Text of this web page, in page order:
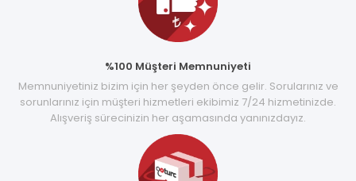
%100 Müşteri Memnuniyeti
Memnuniyetiniz bizim için her şeyden önce gelir. Sorularınız ve
sorunlarınız için müşteri hizmetleri ekibimiz 7/24 hizmetinizde.
Alışveriş sürecinizin her aşamasında yanınızdayız.